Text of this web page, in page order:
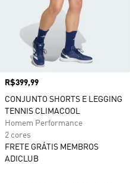
Preço
R$399,99
CONJUNTO SHORTS E LEGGING
TENNIS CLIMACOOL
Homem Performance
2 cores
FRETE GRÁTIS MEMBROS
ADICLUB